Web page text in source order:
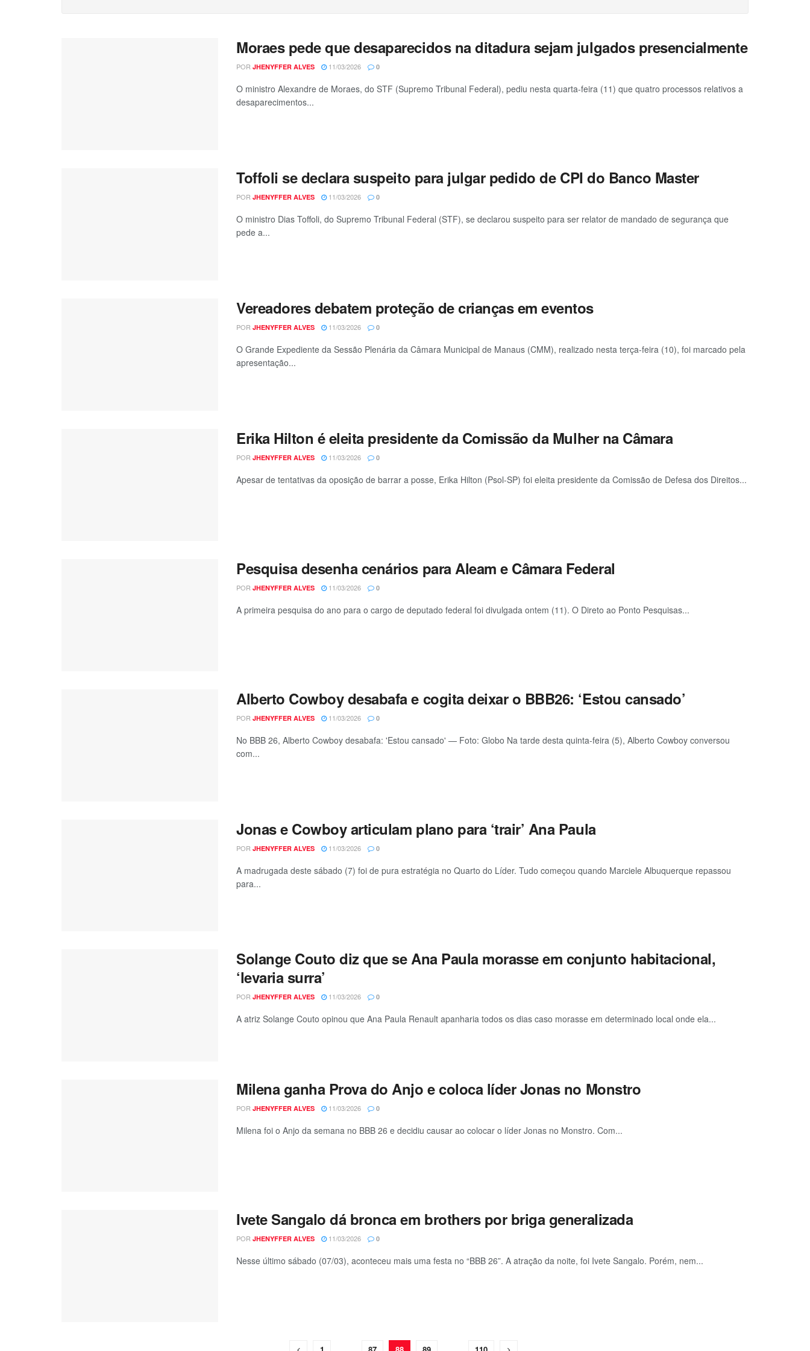
Moraes pede que desaparecidos na ditadura sejam julgados presencialmente
POR JHENYFFER ALVES 11/03/2026 0
O ministro Alexandre de Moraes, do STF (Supremo Tribunal Federal), pediu nesta quarta-feira (11) que quatro processos relativos a
desaparecimentos...
Toffoli se declara suspeito para julgar pedido de CPI do Banco Master
POR JHENYFFER ALVES 11/03/2026 0
O ministro Dias Toffoli, do Supremo Tribunal Federal (STF), se declarou suspeito para ser relator de mandado de segurança que
pede a...
Vereadores debatem proteção de crianças em eventos
POR JHENYFFER ALVES 11/03/2026 0
O Grande Expediente da Sessão Plenária da Câmara Municipal de Manaus (CMM), realizado nesta terça-feira (10), foi marcado pela
apresentação...
Erika Hilton é eleita presidente da Comissão da Mulher na Câmara
POR JHENYFFER ALVES 11/03/2026 0
Apesar de tentativas da oposição de barrar a posse, Erika Hilton (Psol-SP) foi eleita presidente da Comissão de Defesa dos Direitos...
Pesquisa desenha cenários para Aleam e Câmara Federal
POR JHENYFFER ALVES 11/03/2026 0
A primeira pesquisa do ano para o cargo de deputado federal foi divulgada ontem (11). O Direto ao Ponto Pesquisas...
Alberto Cowboy desabafa e cogita deixar o BBB26: ‘Estou cansado’
POR JHENYFFER ALVES 11/03/2026 0
No BBB 26, Alberto Cowboy desabafa: 'Estou cansado' — Foto: Globo Na tarde desta quinta-feira (5), Alberto Cowboy conversou
com...
Jonas e Cowboy articulam plano para ‘trair’ Ana Paula
POR JHENYFFER ALVES 11/03/2026 0
A madrugada deste sábado (7) foi de pura estratégia no Quarto do Líder. Tudo começou quando Marciele Albuquerque repassou
para...
Solange Couto diz que se Ana Paula morasse em conjunto habitacional,
‘levaria surra’
POR JHENYFFER ALVES 11/03/2026 0
A atriz Solange Couto opinou que Ana Paula Renault apanharia todos os dias caso morasse em determinado local onde ela...
Milena ganha Prova do Anjo e coloca líder Jonas no Monstro
POR JHENYFFER ALVES 11/03/2026 0
Milena foi o Anjo da semana no BBB 26 e decidiu causar ao colocar o líder Jonas no Monstro. Com...
Ivete Sangalo dá bronca em brothers por briga generalizada
POR JHENYFFER ALVES 11/03/2026 0
Nesse último sábado (07/03), aconteceu mais uma festa no “BBB 26”. A atração da noite, foi Ivete Sangalo. Porém, nem...